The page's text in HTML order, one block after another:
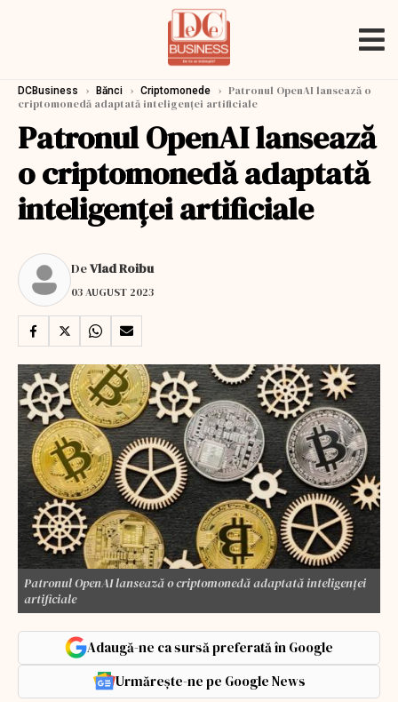
DCBusiness › Bănci › Criptomonede › Patronul OpenAI lansează o
criptomonedă adaptată inteligenței artificiale
Patronul OpenAI lansează
o criptomonedă adaptată
inteligenței artificiale
DeVlad Roibu
03 AUGUST 2023
Patronul OpenAI lansează o criptomonedă adaptată inteligenței
artificiale
Adaugă-ne ca sursă preferată în Google
Urmărește-ne pe Google News